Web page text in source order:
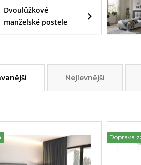
Dvoulůžkové
manželské postele
Nejlevnější
Doprava